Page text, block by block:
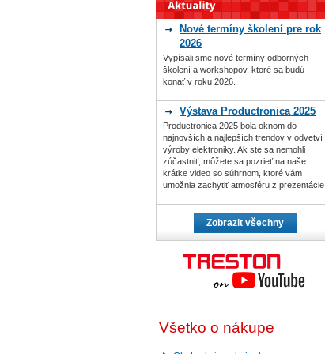
Nové termíny školení pre rok
2026
Vypísali sme nové termíny odborných
školení a workshopov, ktoré sa budú
konať v roku 2026.
Výstava Productronica 2025
Productronica 2025 bola oknom do
najnovších a najlepších trendov v odvetví
výroby elektroniky. Ak ste sa nemohli
zúčastniť, môžete sa pozrieť na naše
krátke video so súhrnom, ktoré vám
umožnia zachytiť atmosféru z prezentácie.
Zobrazit všechny
Všetko o nákupe